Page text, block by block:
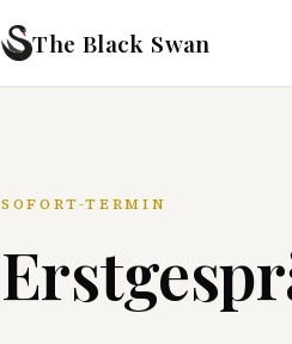
The Black Swan
SOFORT-TERMIN